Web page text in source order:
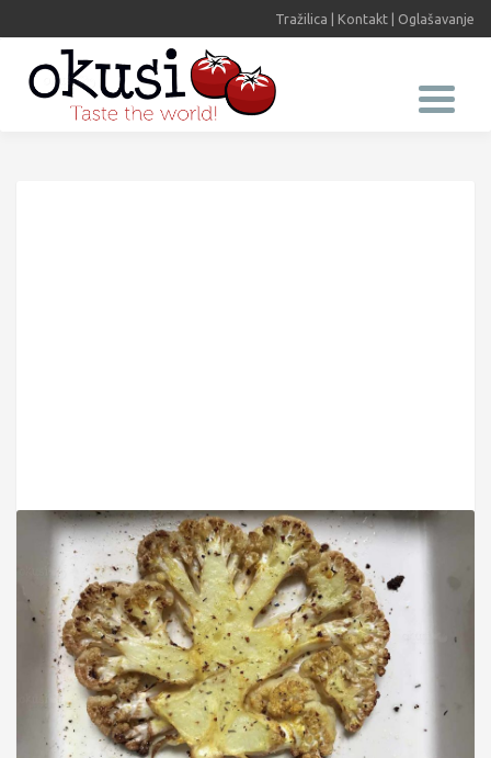
Tražilica Kontakt Oglašavanje